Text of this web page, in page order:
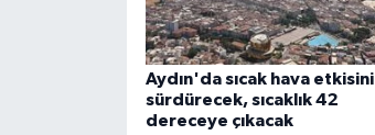
Aydın'da sıcak hava etkisini
sürdürecek, sıcaklık 42
dereceye çıkacak